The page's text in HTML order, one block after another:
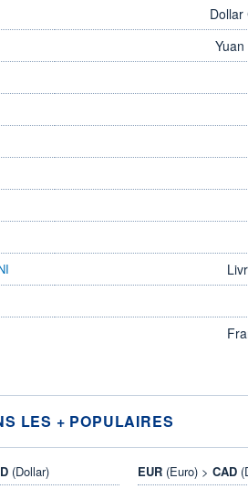
Dollar
LES + POPULAIRES
(Dollar)
EUR(Euro) > CAD